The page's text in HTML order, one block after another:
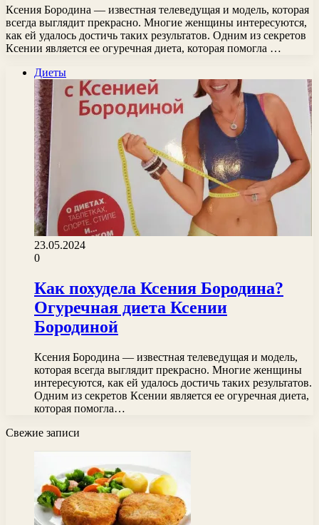
Ксения Бородина — известная телеведущая и модель, которая
всегда выглядит прекрасно. Многие женщины интересуются,
как ей удалось достичь таких результатов. Одним из секретов
Ксении является ее огуречная диета, которая помогла …
Диеты
23.05.2024
0
Как похудела Ксения Бородина?
Огуречная диета Ксении
Бородиной
Ксения Бородина — известная телеведущая и модель,
которая всегда выглядит прекрасно. Многие женщины
интересуются, как ей удалось достичь таких результатов.
Одним из секретов Ксении является ее огуречная диета,
которая помогла…
Свежие записи